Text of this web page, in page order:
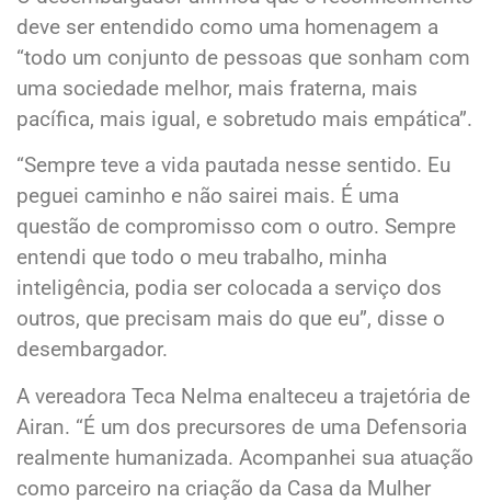
deve ser entendido como uma homenagem a
“todo um conjunto de pessoas que sonham com
uma sociedade melhor, mais fraterna, mais
pacífica, mais igual, e sobretudo mais empática”.
“Sempre teve a vida pautada nesse sentido. Eu
peguei caminho e não sairei mais. É uma
questão de compromisso com o outro. Sempre
entendi que todo o meu trabalho, minha
inteligência, podia ser colocada a serviço dos
outros, que precisam mais do que eu”, disse o
desembargador.
A vereadora Teca Nelma enalteceu a trajetória de
Airan. “É um dos precursores de uma Defensoria
realmente humanizada. Acompanhei sua atuação
como parceiro na criação da Casa da Mulher